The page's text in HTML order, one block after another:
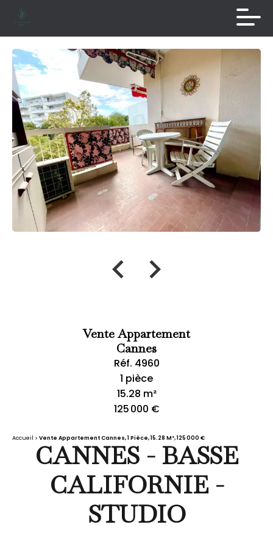
Vente Appartement
Cannes
Réf. 4960
1 pièce
15.28 m²
125 000 €
Accueil Vente Appartement Cannes, 1 Pièce, 15.28 M², 125 000 €
CANNES - BASSE
CALIFORNIE -
STUDIO